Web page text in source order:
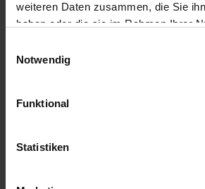
weiteren Daten zusammen, die Sie
haben oder die sie im Rahmen Ihrer
Notwendig
Funktional
Statistiken